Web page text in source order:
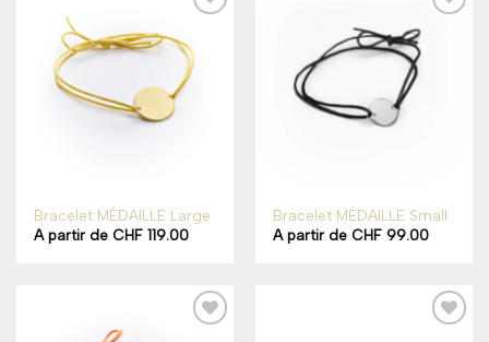
wishlist
Bracelet MÉDAILLE Large
A partir deCHF 119.00
Add to
wishlist
Bracelet MÉDAILLE Small
A partir deCHF 99.00